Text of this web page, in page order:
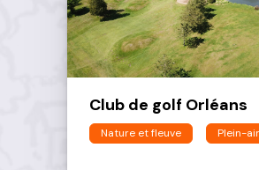
Club de golf Orléans
Nature et fleuve Plein-air